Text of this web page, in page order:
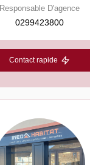
Responsable D'agence
0299423800
Contact rapide